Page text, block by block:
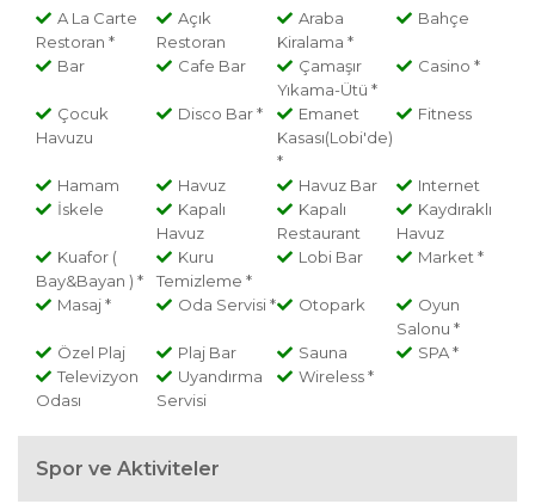
A La Carte
Restoran *
Açık
Restoran
Araba
Kiralama *
Bahçe
Bar Cafe Bar
Çamaşır
Yıkama-Ütü *
Casino *
Çocuk
Havuzu
Disco Bar *
Emanet
Kasası(Lobi'de)
*
Fitness
Hamam Havuz Havuz Bar
Internet
İskele
Kapalı
Havuz
Kapalı
Restaurant
Kaydıraklı
Havuz
Kuafor (
Bay&Bayan ) *
Kuru
Temizleme *
Lobi Bar Market *
Masaj * Oda Servisi * Otopark
Oyun
Salonu *
Özel Plaj
Plaj Bar Sauna
SPA *
Televizyon
Odası
Uyandırma
Servisi
Wireless *
Spor ve Aktiviteler